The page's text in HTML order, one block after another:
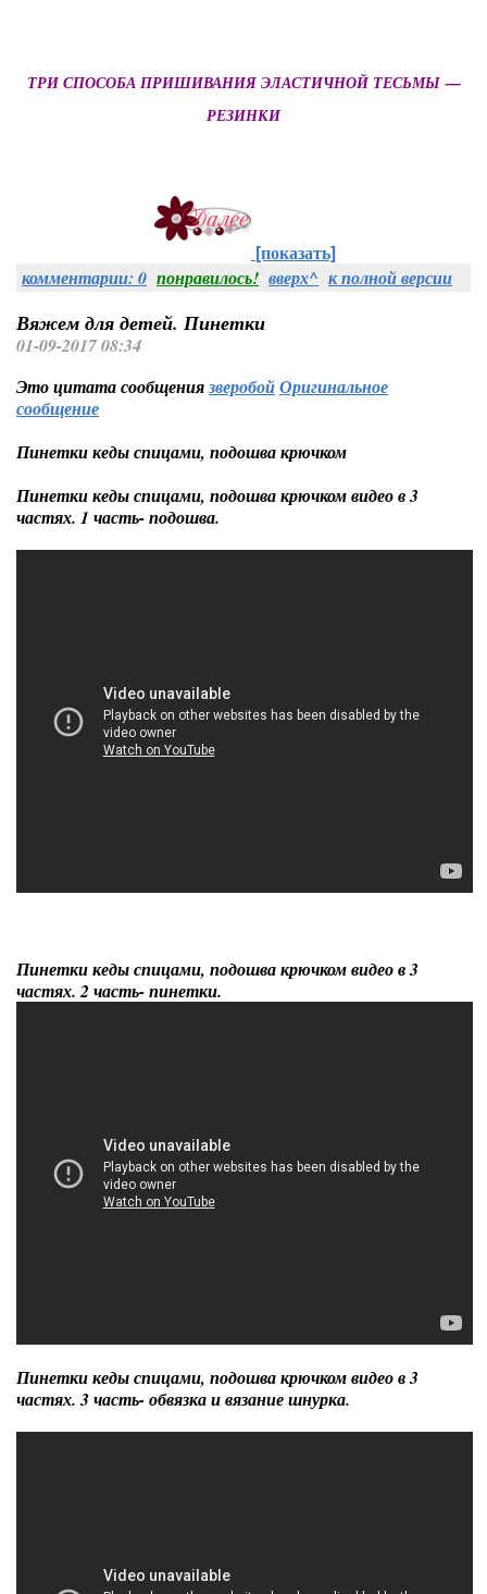
ТРИ СПОСОБА ПРИШИВАНИЯ ЭЛАСТИЧНОЙ ТЕСЬМЫ —
РЕЗИНКИ
[показать]
комментарии: 0 понравилось! вверх^ к полной версии
Вяжем для детей. Пинетки
01-09-2017 08:34
Это цитата сообщениязверобойОригинальное
сообщение
Пинетки кеды спицами, подошва крючком
Пинетки кеды спицами, подошва крючком видео в 3
частях. 1 часть- подошва.
Пинетки кеды спицами, подошва крючком видео в 3
частях. 2 часть- пинетки.
Пинетки кеды спицами, подошва крючком видео в 3
частях. 3 часть- обвязка и вязание шнурка.